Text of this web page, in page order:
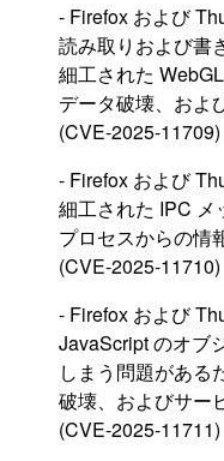
- Firefox および
読み取りおよび書
細工された
データ破壊、およ
(CVE-2025-11709)
- Firefox および
細工された IPC
プロセスからの情
(CVE-2025-11710)
- Firefox および
JavaScript のオブ
しまう問題がある
破壊、およびサー
(CVE-2025-11711)